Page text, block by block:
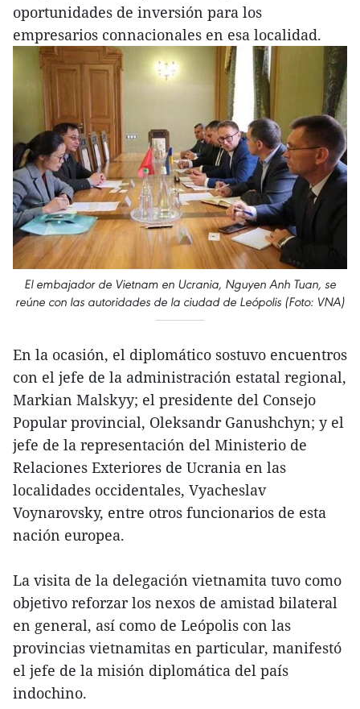
oportunidades de inversión para los
empresarios connacionales en esa localidad.
El embajador de Vietnam en Ucrania, Nguyen Anh Tuan, se
reúne con las autoridades de la ciudad de Leópolis (Foto: VNA)
En la ocasión, el diplomático sostuvo encuentros
con el jefe de la administración estatal regional,
Markian Malskyy; el presidente del Consejo
Popular provincial, Oleksandr Ganushchyn; y el
jefe de la representación del Ministerio de
Relaciones Exteriores de Ucrania en las
localidades occidentales, Vyacheslav
Voynarovsky, entre otros funcionarios de esta
nación europea.
La visita de la delegación vietnamita tuvo como
objetivo reforzar los nexos de amistad bilateral
en general, así como de Leópolis con las
provincias vietnamitas en particular, manifestó
el jefe de la misión diplomática del país
indochino.